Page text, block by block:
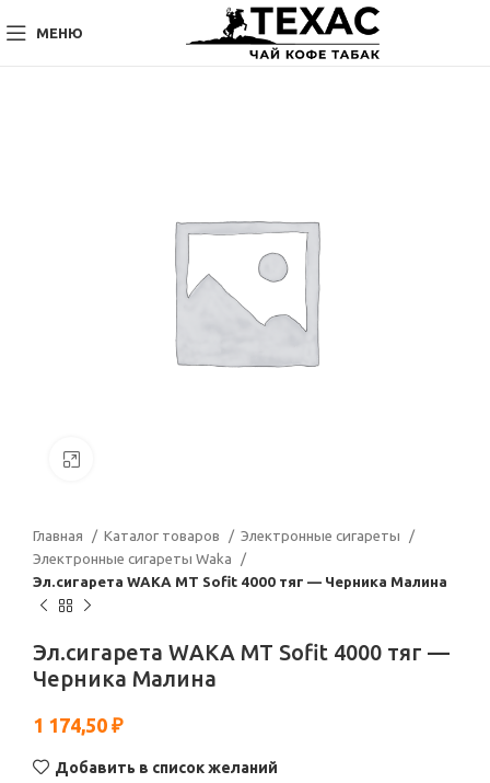
МЕНЮ
Главная Каталог товаров
Электронные сигареты
Электронные сигареты Waka
Эл.сигарета WAKA МТ Sofit 4000 тяг — Черника Малина
Эл.сигарета WAKA МТ Sofit 4000 тяг —
Черника Малина
1 174,50 ₽
Добавить в список желаний